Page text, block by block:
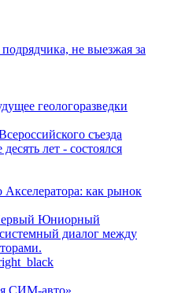
не выезжая за
геологоразведки
съезда
лет - состоялся
как рынок
Юниорный
диалог между
СИМ-авто»